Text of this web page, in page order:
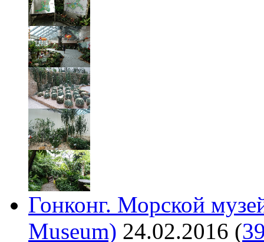
Гонконг. Морской
Museum) 24.02.2016 (